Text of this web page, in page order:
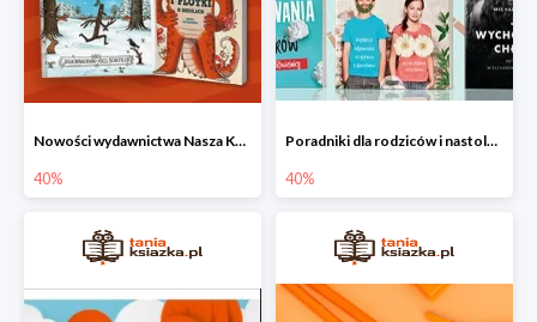
Nowości wydawnictwa Nasza Księgarnia w Taniej Książce do -40%
40%
Poradniki dla rodziców i nastolatków w Taniej Książce do -40%
40%